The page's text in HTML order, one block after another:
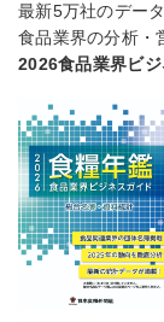
最新5万社のデータ
食品業界の分析・
2026食品業界ビジ